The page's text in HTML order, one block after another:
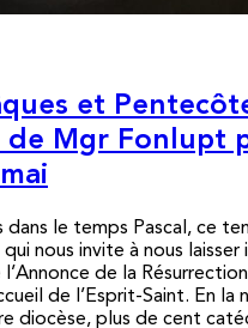
et
Mgr Fonlupt
dans le temps Pascal, ce
nous invite à nous laisser
de la
de l’Esprit-Saint. En la
diocèse, plus de cent